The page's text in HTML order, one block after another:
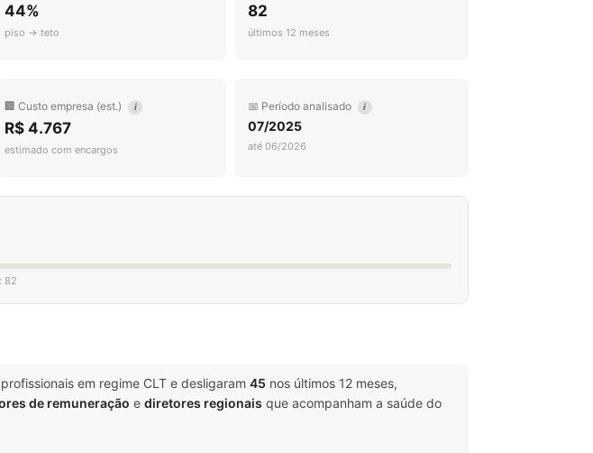
44%
piso → teto
82
últimos 12 meses
🏢 Custo empresa (est.) i
R$ 4.767
estimado com encargos
📅 Período analisado i
07/2025
até 06/2026
82
profissionais em regime CLT e desligaram 45 nos últimos 12 meses,
de remuneração e diretores regionais que acompanham a saúde do